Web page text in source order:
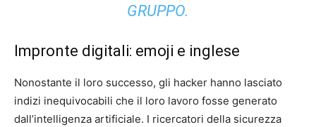
GRUPPO.
Impronte digitali: emoji e inglese
Nonostante il loro successo, gli hacker hanno lasciato
indizi inequivocabili che il loro lavoro fosse generato
dall’intelligenza artificiale. I ricercatori della sicurezza